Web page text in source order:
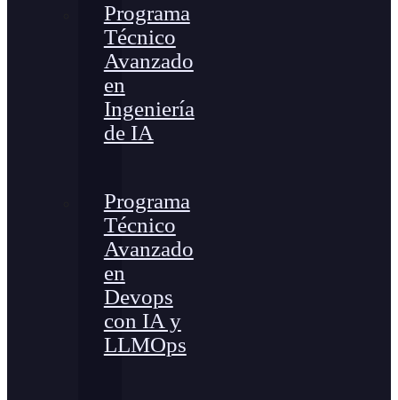
Programa
Técnico
Avanzado
en
Ingeniería
de IA
Programa
Técnico
Avanzado
en
Devops
con IA y
LLMOps